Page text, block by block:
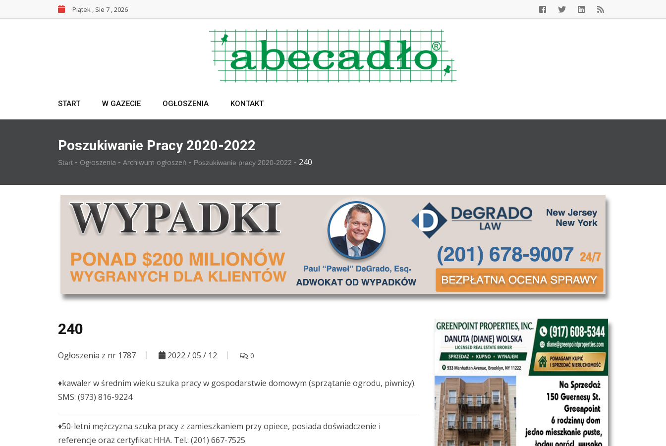
Piątek , Sie 7 , 2026
START W GAZECIE OGŁOSZENIA KONTAKT
Poszukiwanie Pracy 2020-2022
Start - Ogłoszenia - Archiwum ogłoszeń - Poszukiwanie pracy 2020-2022 - 240
240
Ogłoszenia z nr 1787 2022 / 05 / 12 0
♦kawaler w średnim wieku szuka pracy w gospodarstwie domowym (sprzątanie ogrodu, piwnicy).
SMS: (973) 816-9224
♦50-letni mężczyzna szuka pracy z zamieszkaniem przy opiece, posiada doświadczenie i
referencje oraz certyfikat HHA. Tel.: (201) 667-7525